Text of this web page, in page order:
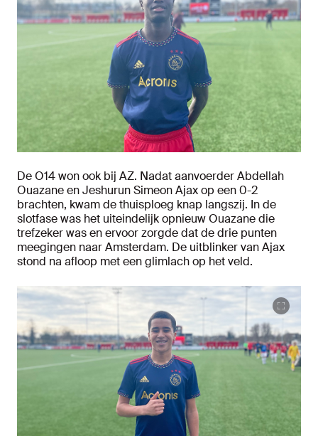
De O14 won ook bij AZ. Nadat aanvoerder Abdellah
Ouazane en Jeshurun Simeon Ajax op een 0-2
brachten, kwam de thuisploeg knap langszij. In de
slotfase was het uiteindelijk opnieuw Ouazane die
trefzeker was en ervoor zorgde dat de drie punten
meegingen naar Amsterdam. De uitblinker van Ajax
stond na afloop met een glimlach op het veld.